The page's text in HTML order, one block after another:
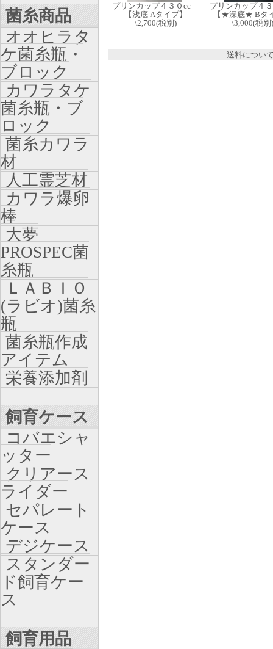
プリンカップ４３０cc
【浅底 Aタイプ】
\2,700(税別)
プリンカップ４
【★深底★ Bタ
\3,000(税別)
送料につい
菌糸商品
オオヒラタ
ケ菌糸瓶・
ブロック
カワラタケ
菌糸瓶・ブ
ロック
菌糸カワラ
材
人工霊芝材
カワラ爆卵
棒
大夢
PROSPEC菌
糸瓶
ＬＡＢＩＯ
(ラビオ)菌糸
瓶
菌糸瓶作成
アイテム
栄養添加剤
飼育ケース
コバエシャ
ッター
クリアース
ライダー
セパレート
ケース
デジケース
スタンダー
ド飼育ケー
ス
飼育用品